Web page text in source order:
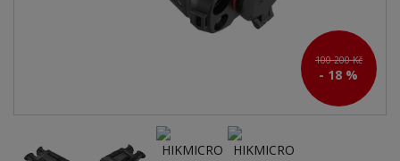
100 200 Kč
- 18 %